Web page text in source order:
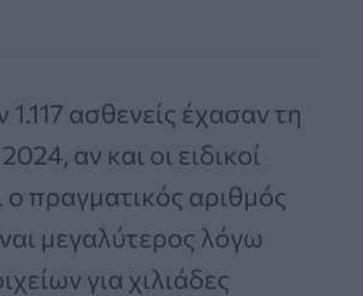
ασθενείς έχασαν τη
αν και οι ειδικοί
ο πραγματικός αριθμός
μεγαλύτερος λόγω
για χιλιάδες